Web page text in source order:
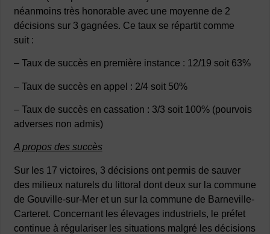
néanmoins très honorable avec une moyenne de 2
décisions sur 3 gagnées. Ce taux se répartit comme
suit :
– Taux de succès en première instance : 12/19 soit 63%
– Taux de succès en appel : 2/4 soit 50%
– Taux de succès en cassation : 3/3 soit 100% (pourvois
adverses non admis)
A propos des succès
Sur les 17 victoires, 3 décisions ont permis de sauver
des milieux naturels du littoral dont deux sur la commune
de Gouville-sur-Mer et un sur la commune de Barneville-
Carteret. Concernant les élevages industriels, le préfet
continue à régulariser les situations malgré les décisions